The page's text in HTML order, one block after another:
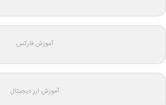
آموزش فارکس
آموزش ارز دیجیتال